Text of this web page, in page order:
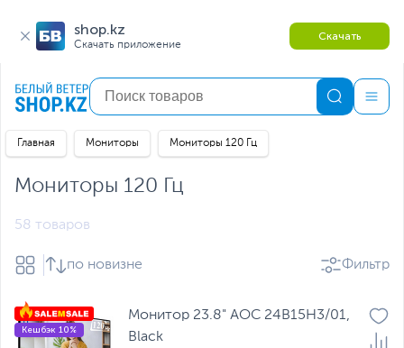
shop.kz
Скачать приложение
Скачать
Главная Мониторы Мониторы 120 Гц
Мониторы 120 Гц
58 товаров
по новизне Фильтр
Кешбэк 10%
Монитор 23.8" AOC 24B15H3/01,
Black